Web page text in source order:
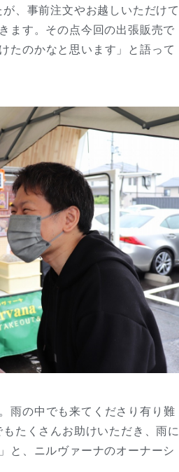
、事前注文やお越しいただけて
ます。その点今回の出張販売で
たのかなと思います」と語って
。雨の中でも来てくださり有り難
たくさんお助けいただき、雨に
と、ニルヴァーナのオーナーシ